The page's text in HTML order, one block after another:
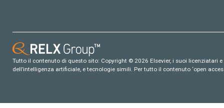
Tutto il contenuto di questo sito: Copyright © 2026 Elsevier, i suoi
dell’intelligenza artificiale, e tecnologie simili. Per tutto il contenuto ‘open